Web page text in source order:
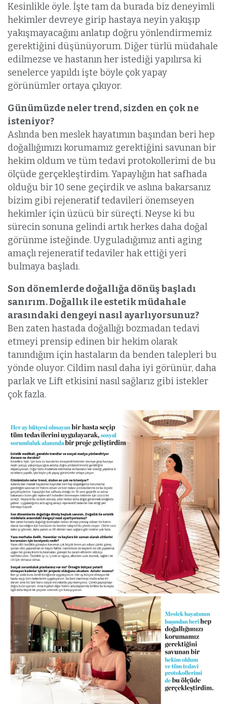
Kesinlikle öyle. İşte tam da burada biz deneyimli
hekimler devreye girip hastaya neyin yakışıp
yakışmayacağını anlatıp doğru yönlendirmemiz
gerektiğini düşünüyorum. Diğer türlü müdahale
edilmezse ve hastanın her istediği yapılırsa ki
senelerce yapıldı işte böyle çok yapay
görünümler ortaya çıkıyor.
Günümüzde neler trend, sizden en çok ne
isteniyor?
Aslında ben meslek hayatımın başından beri hep
doğallığımızı korumamız gerektiğini savunan bir
hekim oldum ve tüm tedavi protokollerimi de bu
ölçüde gerçekleştirdim. Yapaylığın hat safhada
olduğu bir 10 sene geçirdik ve aslına bakarsanız
bizim gibi rejeneratif tedavileri önemseyen
hekimler için üzücü bir süreçti. Neyse ki bu
sürecin sonuna gelindi artık herkes daha doğal
görünme isteğinde. Uyguladığımız anti aging
amaçlı rejeneratif tedaviler hak ettiği yeri
bulmaya başladı.
Son dönemlerde doğallığa dönüş başladı
sanırım. Doğallık ile estetik müdahale
arasındaki dengeyi nasıl ayarlıyorsunuz?
Ben zaten hastada doğallığı bozmadan tedavi
etmeyi prensip edinen bir hekim olarak
tanındığım için hastaların da benden talepleri bu
yönde oluyor. Cildim nasıl daha iyi görünür, daha
parlak ve Lift etkisini nasıl sağlarız gibi istekler
çok fazla.